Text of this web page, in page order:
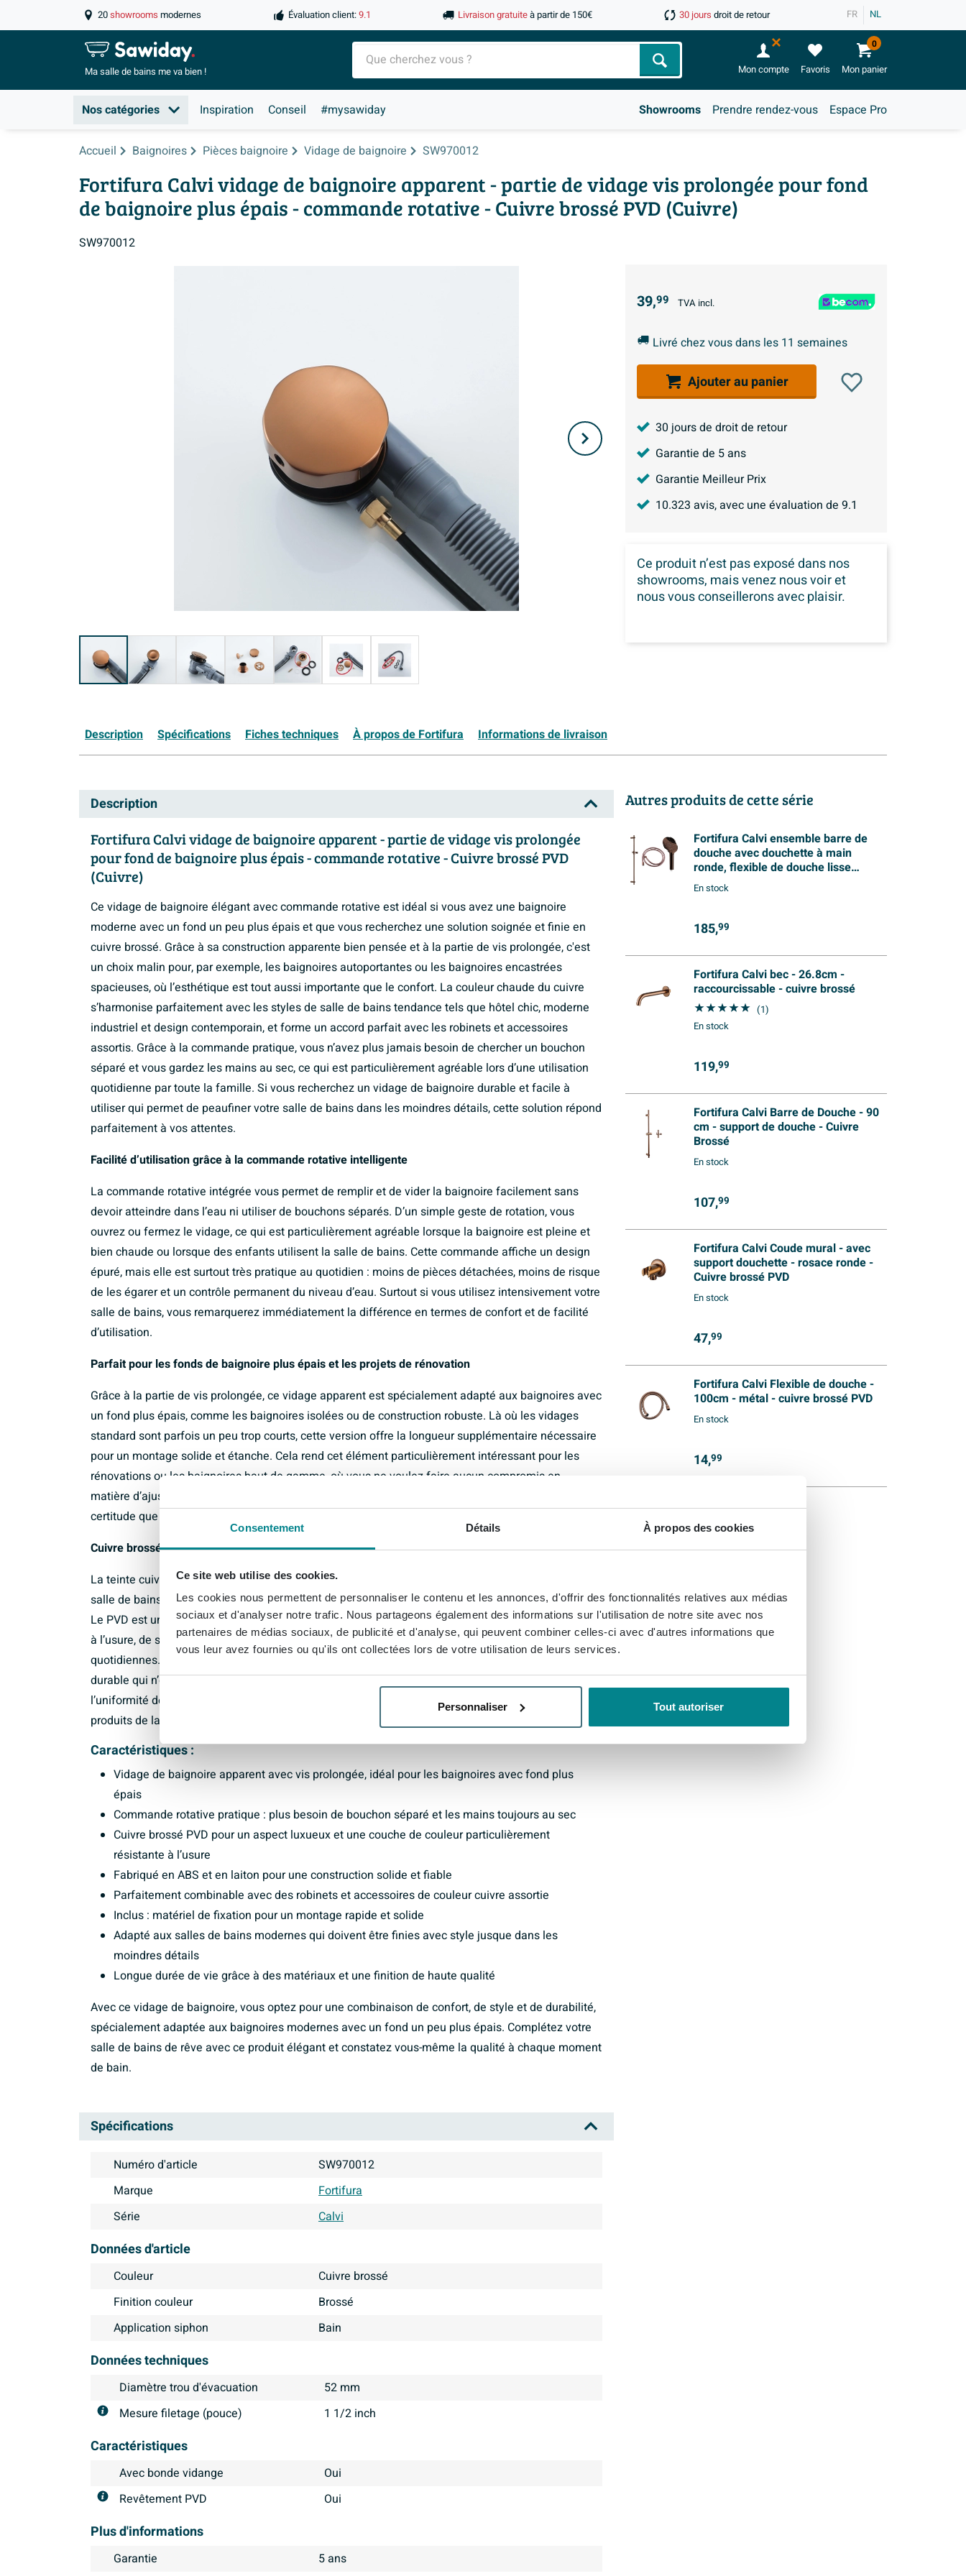
Consentement Détails À propos des cookies
Ce site web utilise des cookies.
Les cookies nous permettent de personnaliser le contenu et les annonces, d'offrir des fonctionnalités relatives aux médias
sociaux et d'analyser notre trafic. Nous partageons également des informations sur l'utilisation de notre site avec nos
partenaires de médias sociaux, de publicité et d'analyse, qui peuvent combiner celles-ci avec d'autres informations que
vous leur avez fournies ou qu'ils ont collectées lors de votre utilisation de leurs services.
Personnaliser Tout autoriser
20showrooms modernes Évaluation client:9.1 Livraison gratuiteà partir de 150€ 30 jours droit de retour FR NL
Ma salle debains me va bien ! Chercher Mon compte Favoris Mon panier
0
Nos catégories Inspiration Conseil #mysawiday Showrooms Prendre rendez-vous Espace Pro
Accueil Baignoires Pièces baignoire Vidage de baignoire SW970012
Fortifura Calvi vidage de baignoire apparent - partie de vidage vis prolongée pour fond
de baignoire plus épais - commande rotative - Cuivre brossé PVD (Cuivre)
SW970012
39,99 TVA incl.
Livré chez vous dans les 11 semaines
Ajouter au panier
30 jours de droit de retour
Garantie de 5 ans
Garantie Meilleur Prix
10.323 avis, avec une évaluation de 9.1
Ce produit n’est pas exposé dansnos
showrooms, mais venez nous voir et
nous vous conseillerons avec plaisir.
Description Spécifications Fiches techniques À propos de Fortifura Informations de livraison
Description
Fortifura Calvi vidage de baignoire apparent - partie de vidage vis prolongée
pour fond de baignoire plus épais - commande rotative - Cuivre brossé PVD
(Cuivre)
Ce vidage de baignoire élégant avec commande rotative est idéal si vous avez une baignoire
moderne avec un fond un peu plus épais et que vous recherchez une solution soignée et finie en
cuivre brossé. Grâce à sa construction apparente bien pensée et à la partie de vis prolongée, c'est
un choix malin pour, par exemple, les baignoires autoportantes ou les baignoires encastrées
spacieuses, où l’esthétique est tout aussi importante que le confort. La couleur chaude du cuivre
s’harmonise parfaitement avec les styles de salle de bains tendance tels que hôtel chic, moderne
industriel et design contemporain, et forme un accord parfait avec les robinets et accessoires
assortis. Grâce à la commande pratique, vous n’avez plus jamais besoin de chercher un bouchon
séparé et vous gardez les mains au sec, ce qui est particulièrement agréable lors d’une utilisation
quotidienne par toute la famille. Si vous recherchez un vidage de baignoire durable et facile à
utiliser qui permet de peaufiner votre salle de bains dans les moindres détails, cette solution répond
parfaitement à vos attentes.
Facilité d’utilisation grâce à la commande rotative intelligente
La commande rotative intégrée vous permet de remplir et de vider la baignoire facilement sans
devoir atteindre dans l’eau ni utiliser de bouchons séparés. D’un simple geste de rotation, vous
ouvrez ou fermez le vidage, ce qui est particulièrement agréable lorsque la baignoire est pleine et
bien chaude ou lorsque des enfants utilisent la salle de bains. Cette commande affiche un design
épuré, mais elle est surtout très pratique au quotidien : moins de pièces détachées, moins de risque
de les égarer et un contrôle permanent du niveau d’eau. Surtout si vous utilisez intensivement votre
salle de bains, vous remarquerez immédiatement la différence en termes de confort et de facilité
d’utilisation.
Parfait pour les fonds de baignoire plus épais et les projets de rénovation
Grâce à la partie de vis prolongée, ce vidage apparent est spécialement adapté aux baignoires avec
un fond plus épais, comme les baignoires isolées ou de construction robuste. Là où les vidages
standard sont parfois un peu trop courts, cette version offre la longueur supplémentaire nécessaire
pour un montage solide et étanche. Cela rend cet élément particulièrement intéressant pour les
rénovations ou les baignoires haut de gamme, où vous ne voulez faire aucun compromis en
matière d’ajustement ou de fiabilité. Vous évitez ainsi les tracas lors de l’installation et vous avez la
certitude que le vidage sera monté de façon nette et sûre.
Cuivre brossé PVD : élégant et particulièrement résistant à l’usure
La teinte cuivre brossé avec revêtement PVD donne immédiatement un aspect exclusif à votre
salle de bains et s’intègre parfaitement à la tendance actuelle des robinets et accessoires colorés.
Le PVD est un traitement de surface de haute qualité qui rend la couleur particulièrement résistante
à l’usure, de sorte que la finition est mieux protégée contre les rayures et les sollicitations
quotidiennes. Combiné à l’utilisation d’ABS et de laiton, vous bénéficiez d’une solution solide et
durable qui n’est pas seulement esthétique, mais qui dure également longtemps. De plus,
l’uniformité de la couleur vous permet de combiner sans effort ce vidage de baignoire avec d’autres
produits de la même finition cuivre, pour une salle de bains parfaitement coordonnée.
Caractéristiques :
Vidage de baignoire apparent avec vis prolongée, idéal pour les baignoires avec fond plus
épais
Commande rotative pratique : plus besoin de bouchon séparé et les mains toujours au sec
Cuivre brossé PVD pour un aspect luxueux et une couche de couleur particulièrement
résistante à l’usure
Fabriqué en ABS et en laiton pour une construction solide et fiable
Parfaitement combinable avec des robinets et accessoires de couleur cuivre assortie
Inclus : matériel de fixation pour un montage rapide et solide
Adapté aux salles de bains modernes qui doivent être finies avec style jusque dans les
moindres détails
Longue durée de vie grâce à des matériaux et une finition de haute qualité
Avec ce vidage de baignoire, vous optez pour une combinaison de confort, de style et de durabilité,
spécialement adaptée aux baignoires modernes avec un fond un peu plus épais. Complétez votre
salle de bains de rêve avec ce produit élégant et constatez vous-même la qualité à chaque moment
de bain.
Spécifications
Numéro d'article
SW970012
Marque
Fortifura
Série
Calvi
Données d'article
Couleur
Cuivre brossé
Finition couleur
brossé
Application siphon
bain
Données techniques
Diamètre trou d'évacuation
52 mm
Mesure filetage (pouce)
1 1/2 inch
Caractéristiques
Avec bonde vidange
Oui
Revêtement PVD
Oui
Plus d'informations
Garantie 5 ans
Autres produits de cette série
Fortifura Calvi ensemble barre de
douche avec douchette à main
ronde, flexible de douche lisse
Cuivre brossé PVD (Cuivre)
En stock
185,99
Fortifura Calvi bec - 26.8cm -
raccourcissable - cuivre brossé
(1)
En stock
119,99
Fortifura Calvi Barre de Douche - 90
cm - support de douche - Cuivre
Brossé
En stock
107,99
Fortifura Calvi Coude mural - avec
support douchette - rosace ronde -
Cuivre brossé PVD
En stock
47,99
Fortifura Calvi Flexible de douche -
100cm - métal - cuivre brossé PVD
En stock
14,99